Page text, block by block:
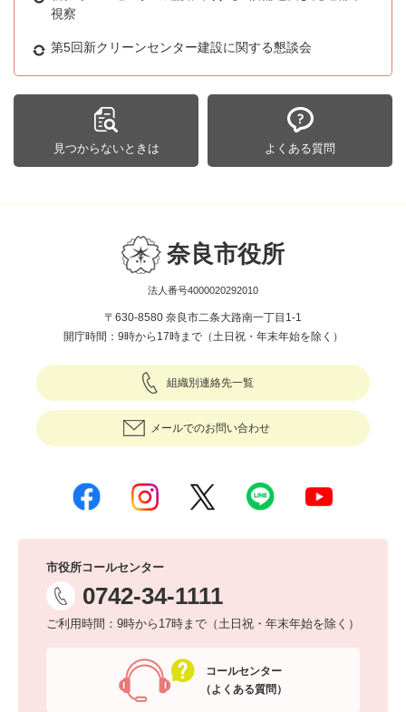
視察
第5回新クリーンセンター建設に関する懇談会
見つからないときは よくある質問
奈良市役所
法人番号4000020292010
〒630-8580 奈良市二条大路南一丁目1-1
開庁時間：9時から17時まで（土日祝・年末年始を除く）
組織別連絡先一覧
メールでのお問い合わせ
市役所コールセンター
0742-34-1111
ご利用時間：9時から17時まで（土日祝・年末年始を除く）
コールセンター
（よくある質問）